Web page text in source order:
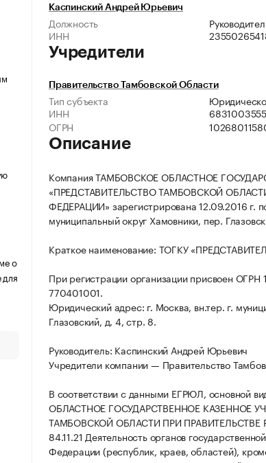
о
для
Каспинский Андрей Юрьевич
Должность
ИНН
Учредители
Правительство Тамбовской Области
Тип субъекта
ИНН
6831003555
ОГРН
Описание
Компания ТАМБОВСКОЕ ОБЛАСТНОЕ
«ПРЕДСТАВИТЕЛЬСТВО ТАМБОВСКОЙ
ФЕДЕРАЦИИ» зарегистрирована 12.09.2016 г.
муниципальный округ Хамовники, пер.
Краткое наименование: ТОГКУ
При регистрации организации присвоен
770401001.
Юридический адрес: г. Москва, вн.тер. г.
Глазовский, д. 4, стр. 8.
Руководитель: Каспинский Андрей Юрьевич
Учредители компании — Правительство
В соответствии с данными ЕГРЮЛ, основной
ОБЛАСТНОЕ ГОСУДАРСТВЕННОЕ КАЗЕННОЕ
ТАМБОВСКОЙ ОБЛАСТИ ПРИ
84.11.21 Деятельность органов
Федерации (республик, краев, областей),